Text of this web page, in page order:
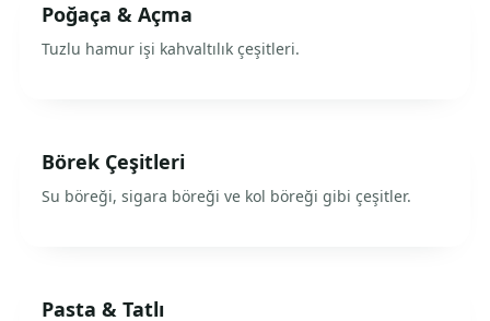
Poğaça & Açma
Tuzlu hamur işi kahvaltılık çeşitleri.
Börek Çeşitleri
Su böreği, sigara böreği ve kol böreği gibi çeşitler.
Pasta & Tatlı